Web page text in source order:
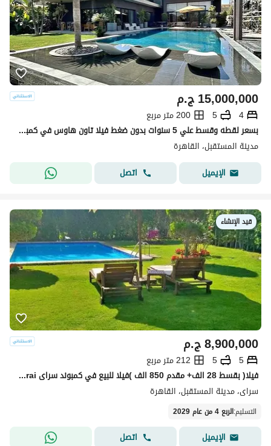
ج.م15,000,000
4
5
200 متر مربع
بسعر لقطه وقسط علي 5 سنوات بدون ضغط فيلا تاون هاوس في كمبوند جاهز للمعاينه باميز سعر ولوكيشن وفيو وخصوصيه كامله 100% دقايق الي Haptow- L'Avenir-مدينتي
مدينة المستقبل، القاهرة
الإيميل
اتصل
قيد الإنشاء
ج.م8,900,000
5
5
212 متر مربع
فيلا( بقسط 28 الف+ مقدم 850 الف )فيلا للبيع في كمبوند سراى sarai القاهره الجديده new cairo بجوار مدينتي على طريق السويس دقائق من التجمع الخامس
سراى، مدينة المستقبل، القاهرة
التسليم:الربع 4 من عام 2029
الإيميل اتصل